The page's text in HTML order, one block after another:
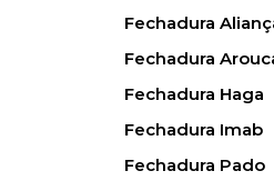
Fechadura
Fechadura
Fechadura Haga
Fechadura Imab
Fechadura Pado